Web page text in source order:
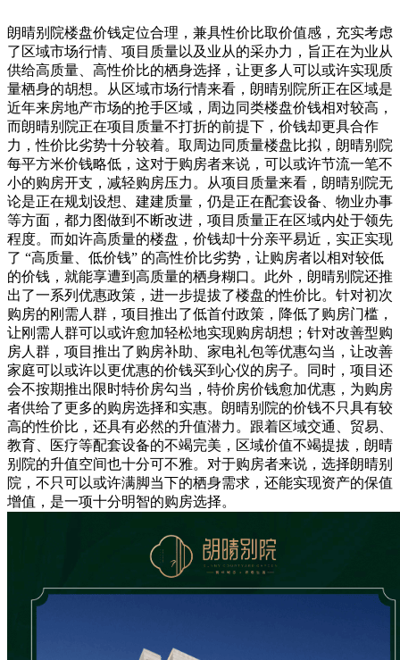
朗晴别院楼盘价钱定位合理，兼具性价比取价值感，充实考虑
了区域市场行情、项目质量以及业从的采办力，旨正在为业从
供给高质量、高性价比的栖身选择，让更多人可以或许实现质
量栖身的胡想。从区域市场行情来看，朗晴别院所正在区域是
近年来房地产市场的抢手区域，周边同类楼盘价钱相对较高，
而朗晴别院正在项目质量不打折的前提下，价钱却更具合作
力，性价比劣势十分较着。取周边同质量楼盘比拟，朗晴别院
每平方米价钱略低，这对于购房者来说，可以或许节流一笔不
小的购房开支，减轻购房压力。从项目质量来看，朗晴别院无
论是正在规划设想、建建质量，仍是正在配套设备、物业办事
等方面，都力图做到不断改进，项目质量正在区域内处于领先
程度。而如许高质量的楼盘，价钱却十分亲平易近，实正实现
了 “高质量、低价钱” 的高性价比劣势，让购房者以相对较低
的价钱，就能享遭到高质量的栖身糊口。此外，朗晴别院还推
出了一系列优惠政策，进一步提拔了楼盘的性价比。针对初次
购房的刚需人群，项目推出了低首付政策，降低了购房门槛，
让刚需人群可以或许愈加轻松地实现购房胡想；针对改善型购
房人群，项目推出了购房补助、家电礼包等优惠勾当，让改善
家庭可以或许以更优惠的价钱买到心仪的房子。同时，项目还
会不按期推出限时特价房勾当，特价房价钱愈加优惠，为购房
者供给了更多的购房选择和实惠。朗晴别院的价钱不只具有较
高的性价比，还具有必然的升值潜力。跟着区域交通、贸易、
教育、医疗等配套设备的不竭完美，区域价值不竭提拔，朗晴
别院的升值空间也十分可不雅。对于购房者来说，选择朗晴别
院，不只可以或许满脚当下的栖身需求，还能实现资产的保值
增值，是一项十分明智的购房选择。